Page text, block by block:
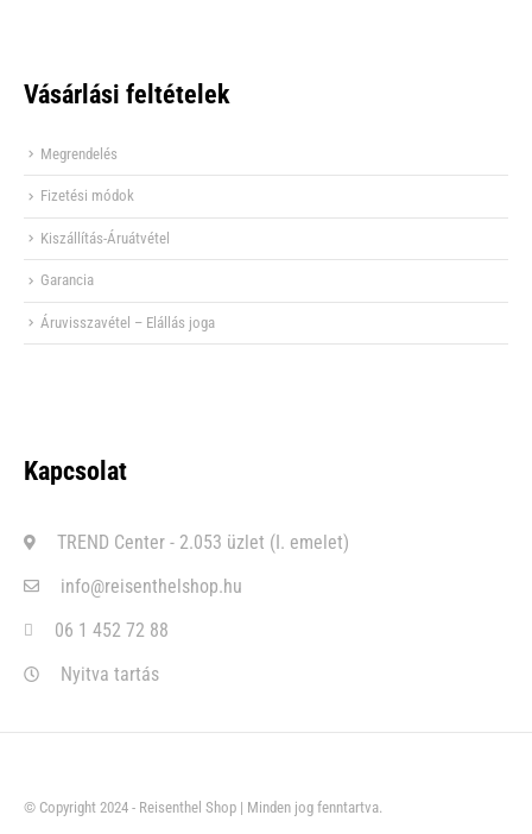
Vásárlási feltételek
Megrendelés
Fizetési módok
Kiszállítás-Áruátvétel
Garancia
Áruvisszavétel – Elállás joga
Kapcsolat
TREND Center - 2.053 üzlet (I. emelet)
info@reisenthelshop.hu
06 1 452 72 88
Nyitva tartás
© Copyright 2024 - Reisenthel Shop | Minden jog fenntartva.